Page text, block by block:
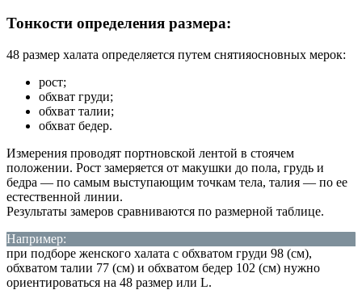
Тонкости определения размера:
48 размер халата определяется путем снятияосновных мерок:
рост;
обхват груди;
обхват талии;
обхват бедер.
Измерения проводят портновской лентой в стоячем
положении. Рост замеряется от макушки до пола, грудь и
бедра — по самым выступающим точкам тела, талия — по ее
естественной линии.
Результаты замеров сравниваются по размерной таблице.
Например:
при подборе женского халата с обхватом груди 98 (см),
обхватом талии 77 (см) и обхватом бедер 102 (см) нужно
ориентироваться на 48 размер или L.